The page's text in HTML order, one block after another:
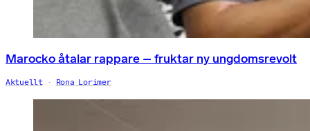
Marocko åtalar rappare – fruktar ny ungdomsrevolt
Aktuellt Rona Lorimer